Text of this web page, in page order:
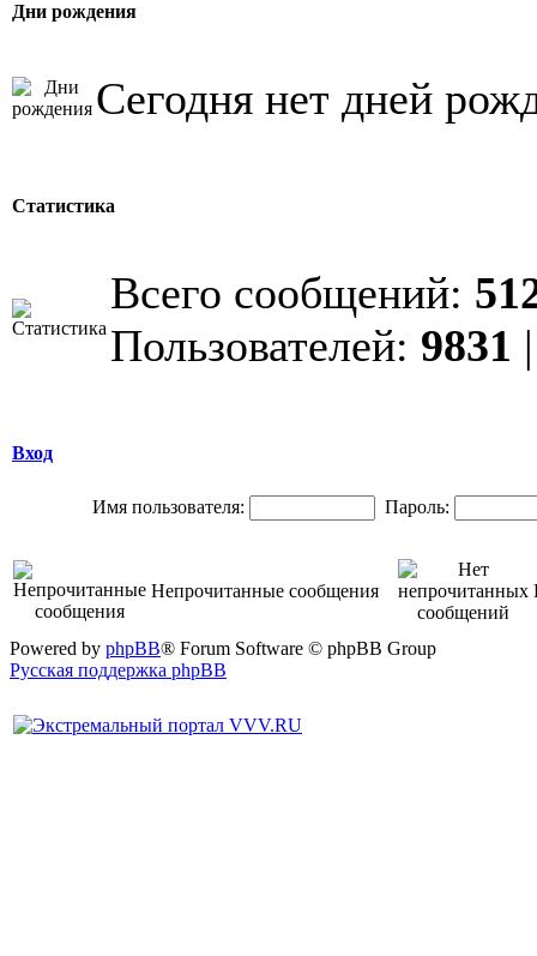
Дни рождения
Сегодня нет дней
Статистика
Всего сообщений:
Пользователей: 9831
Вход
Имя пользователя: Пароль:
Непрочитанные сообщения
Powered by phpBB® Forum Software © phpBB Group
Русская поддержка phpBB